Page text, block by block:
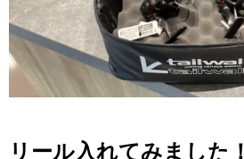
リール入れてみました！